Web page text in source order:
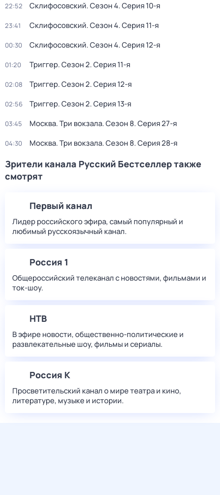
22:52 Склифосовский. Сезон 4. Серия 10-я
23:41 Склифосовский. Сезон 4. Серия 11-я
00:30 Склифосовский. Сезон 4. Серия 12-я
01:20 Триггер. Сезон 2. Серия 11-я
02:08 Триггер. Сезон 2. Серия 12-я
02:56 Триггер. Сезон 2. Серия 13-я
03:45 Москва. Три вокзала. Сезон 8. Серия 27-я
04:30 Москва. Три вокзала. Сезон 8. Серия 28-я
Зрители канала Русский Бестселлер также
смотрят
Первый канал
Лидер российского эфира, самый популярный и
любимый русскоязычный канал.
Россия 1
Общероссийский телеканал с новостями, фильмами и
ток-шоу.
НТВ
В эфире новости, общественно-политические и
развлекательные шоу, фильмы и сериалы.
Россия К
Просветительский канал о мире театра и кино,
литературе, музыке и истории.